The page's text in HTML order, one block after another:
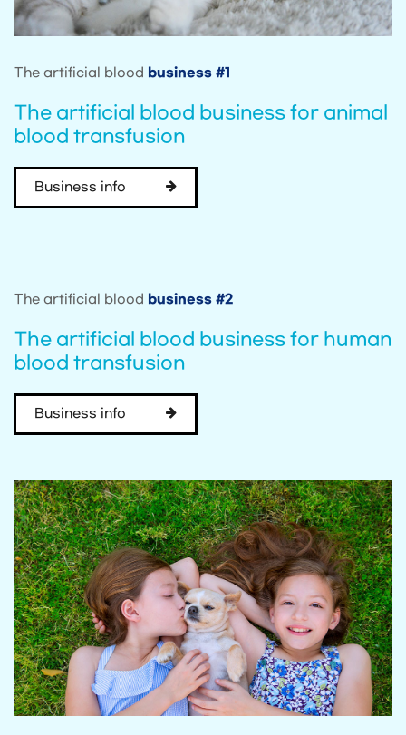
The artificial blood business #1
The artificial blood business for animal
blood transfusion
Business info
The artificial blood business #2
The artificial blood business for human
blood transfusion
Business info